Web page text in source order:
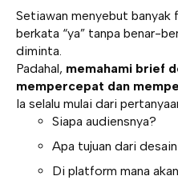
Setiawan menyebut banyak
berkata “ya” tanpa benar-
diminta.
Padahal, memahami brief
mempercepat dan
Ia selalu mulai dari
Siapa audiensnya?
Apa tujuan dari
Di platform mana